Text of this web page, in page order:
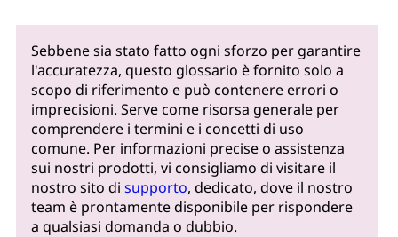
Sebbene sia stato fatto ogni sforzo per garantire
l'accuratezza, questo glossario è fornito solo a
scopo di riferimento e può contenere errori o
imprecisioni. Serve come risorsa generale per
comprendere i termini e i concetti di uso
comune. Per informazioni precise o assistenza
sui nostri prodotti, vi consigliamo di visitare il
nostro sito disupporto, dedicato, dove il nostro
team è prontamente disponibile per rispondere
a qualsiasi domanda o dubbio.